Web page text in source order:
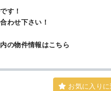
す！
わせ下さい！
の物件情報はこちら
お気に入り